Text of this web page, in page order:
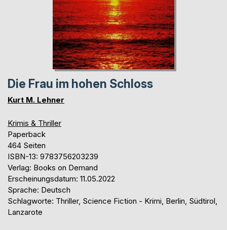
Die Frau im hohen Schloss
Kurt M. Lehner
Krimis & Thriller
Paperback
464 Seiten
ISBN-13: 9783756203239
Verlag: Books on Demand
Erscheinungsdatum: 11.05.2022
Sprache: Deutsch
Schlagworte: Thriller, Science Fiction - Krimi, Berlin, Südtirol,
Lanzarote